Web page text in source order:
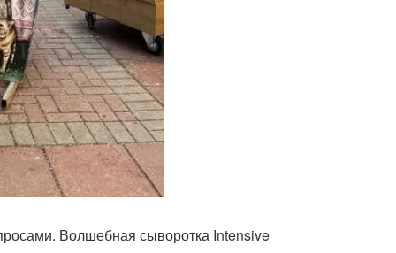
Волшебная сыворотка Intensive